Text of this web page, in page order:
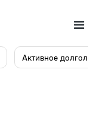
Активное